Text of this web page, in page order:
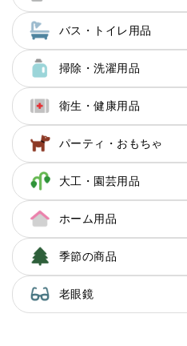
バス・トイレ用品
掃除・洗濯用品
衛生・健康用品
パーティ・おもちゃ
大工・園芸用品
ホーム用品
季節の商品
老眼鏡